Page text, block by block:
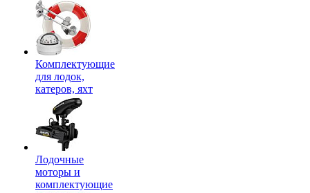
Комплектующие
для лодок,
катеров, яхт
Лодочные
моторы и
комплектующие